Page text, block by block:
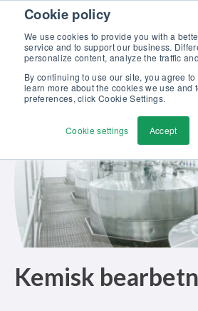
Cookie policy
We use cookies to provide you with a
service and to support our business.
personalize content, analyze the traffic
By continuing to use our site, you agree
learn more about the cookies we use and
preferences, click Cookie Settings.
Cookie settings Accept
Skip to content
Upptäck vår nya broschyr Beamex-
Kontakta
Kemisk